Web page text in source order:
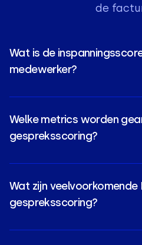
de
Wat is de
medewerker?
Welke metrics worden
gespreksscoring?
Wat zijn veelvoorkomende
gespreksscoring?